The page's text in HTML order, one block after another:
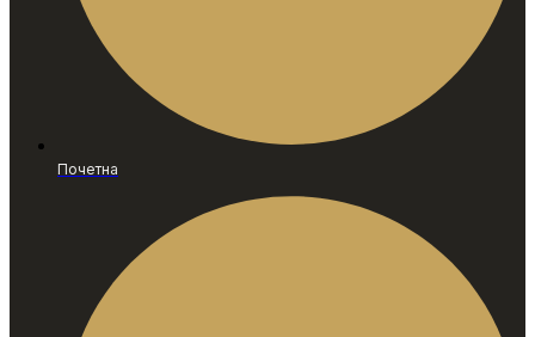
Почетна